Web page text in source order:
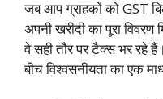
जब आप ग्राहकों को GST
अपनी खरीदी का पूरा विवरण
वे सही तौर पर टैक्स भर रहे
बीच विश्वसनीयता का एक